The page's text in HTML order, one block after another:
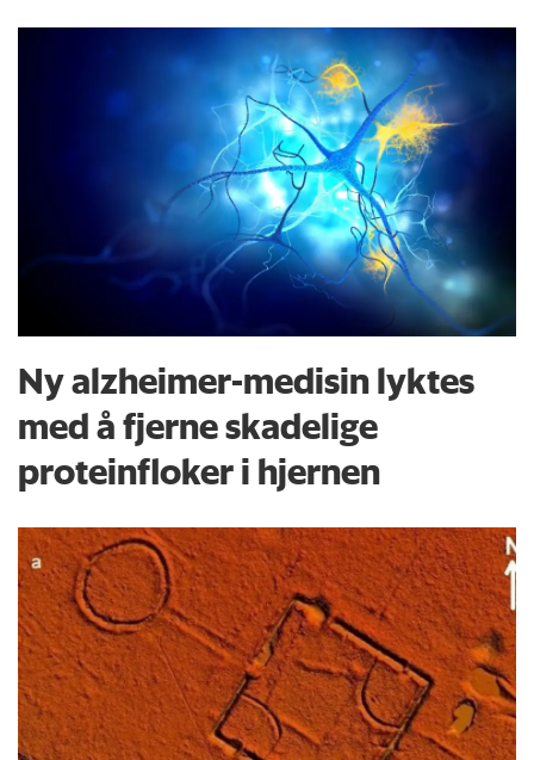
Ny alzheimer-medisin lyktes
med å fjerne skadelige
proteinfloker i hjernen